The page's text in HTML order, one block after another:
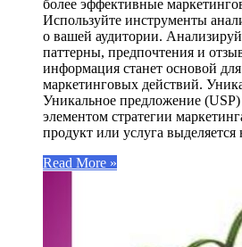
более эффективные
Используйте инструменты
о вашей аудитории.
паттерны, предпочтения и
информация станет основой
маркетинговых действий.
Уникальное предложение
элементом стратегии
продукт или услуга
Read More »